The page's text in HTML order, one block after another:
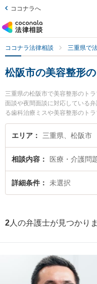
ココナラへ
ココナラ法律相談 三重県で
松阪市の美容整形
三重県の松阪市で美容整形のト
面談や夜間面談に対応している
る歯科治療ミスや美容整形のト
り込み検索もでき便利です。特
律事務所の山本 哲也弁護士のプ
績豊富な近くの弁護士を検索し
法律相談できる松阪市内の弁護
んにおすすめです。
エリア 三重県、松阪市
相談内容 医療・介護問
詳細条件 未選択
2 人の弁護士が見つかり